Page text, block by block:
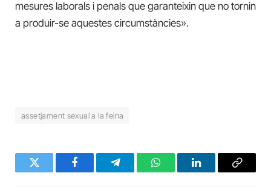
mesures laborals i penals que garanteixin que no tornin
a produir-se aquestes circumstàncies».
assetjament sexual a la feina
Twitter FacebookTelegramWhatsAppLinkedInCopy